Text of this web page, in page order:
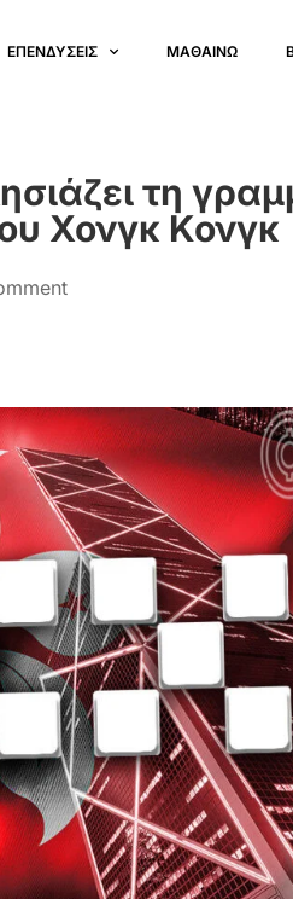
ΕΠΕΝΔΥΣΕΙΣ ΜΑΘΑΙΝΩ
τη
Χονγκ Κονγκ